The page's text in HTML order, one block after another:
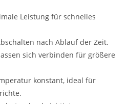
Leistung für schnelles
nach Ablauf der Zeit.
sich verbinden für größere
konstant, ideal für